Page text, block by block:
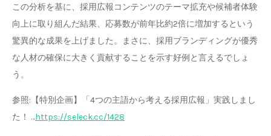
この分析を基に、採用広報コンテンツのテーマ拡充や候補者体験
向上に取り組んだ結果、応募数が前年比約2倍に増加するという
驚異的な成果を上げました。まさに、採用ブランディングが優秀
な人材の確保に大きく貢献することを示す好例と言えるでしょ
う。
参照:【特別企画】「4つの主語から考える採用広報」実践しまし
た！ …https://seleck.cc/1428